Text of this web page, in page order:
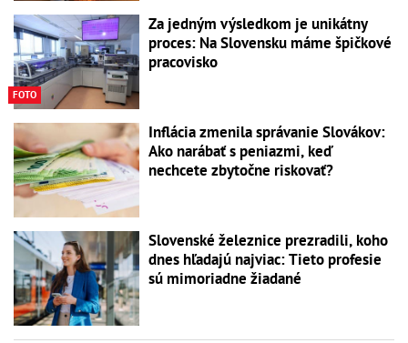
FOTO
Za jedným výsledkom je unikátny
proces: Na Slovensku máme špičkové
pracovisko
Inflácia zmenila správanie Slovákov:
Ako narábať s peniazmi, keď
nechcete zbytočne riskovať?
Slovenské železnice prezradili, koho
dnes hľadajú najviac: Tieto profesie
sú mimoriadne žiadané